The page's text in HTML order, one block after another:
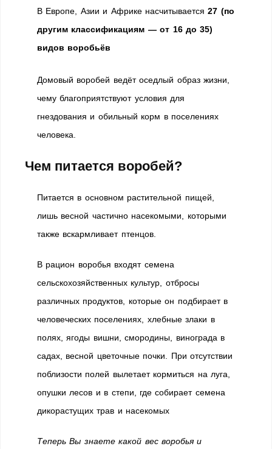
В Европе, Азии и Африке насчитывается 27 (по
другим классификациям — от 16 до 35)
видов воробьёв
Домовый воробей ведёт оседлый образ жизни
чему благоприятствуют условия для
гнездования и обильный корм в поселениях
человека.
Чем питается воробей?
Питается в основном растительной пищей,
лишь весной частично насекомыми, которыми
также вскармливает птенцов.
В рацион воробья входят семена
сельскохозяйственных культур, отбросы
различных продуктов, которые он подбирает в
человеческих поселениях, хлебные злаки в
полях, ягоды вишни, смородины, винограда в
садах, весной цветочные почки. При отсутствии
поблизости полей вылетает кормиться на луга,
опушки лесов и в степи, где собирает семена
дикорастущих трав и насекомых
Теперь Вы знаете какой вес воробья и